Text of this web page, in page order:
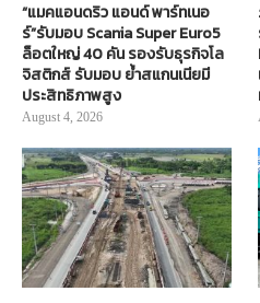
“แมคแอนดริว แอนด์ พาร์ทเนอ
ร์”รับมอบ Scania Super Euro5
ล็อตใหญ่ 40 คัน รองรับธุรกิจโล
จิสติกส์ รับมอบ ย้ำสแกนเนียมี
ประสิทธิภาพสูง
August 4, 2026